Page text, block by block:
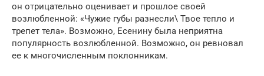
он отрицательно оценивает и прошлое своей
возлюбленной: «Чужие губы разнесли\ Твое тепло и
трепет тела». Возможно, Есенину была неприятна
популярность возлюбленной. Возможно, он ревновал
ее к многочисленным поклонникам.